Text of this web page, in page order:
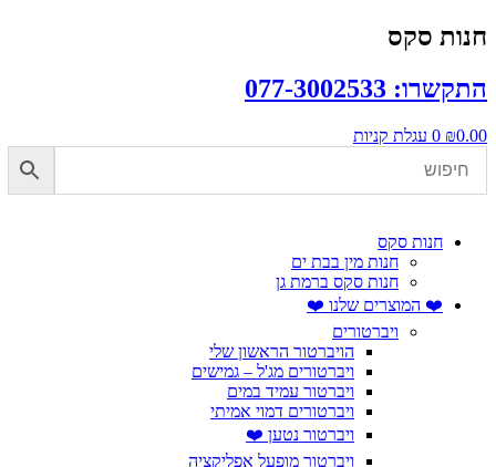
דלג
לתוכן
חנות סקס
התקשרו: 077-3002533
₪0.00
0 עגלת קניות
חנות סקס
חנות מין בבת ים
חנות סקס ברמת גן
❤️ המוצרים שלנו ❤️
ויברטורים
הויברטור הראשון שלי
ויברטורים מג'ל – גמישים
ויברטור עמיד במים
ויברטורים דמוי אמיתי
ויברטור נטען ❤️
ויברטור מופעל אפליקציה